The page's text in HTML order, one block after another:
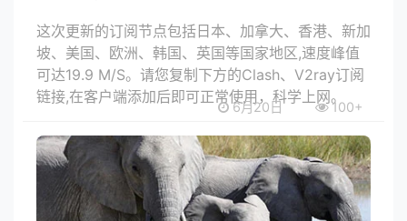
这次更新的订阅节点包括日本、加拿大、香港、新加
坡、美国、欧洲、韩国、英国等国家地区,速度峰值
可达19.9 M/S。请您复制下方的Clash、V2ray订阅
链接,在客户端添加后即可正常使用，科学上网。
6月20日 100+